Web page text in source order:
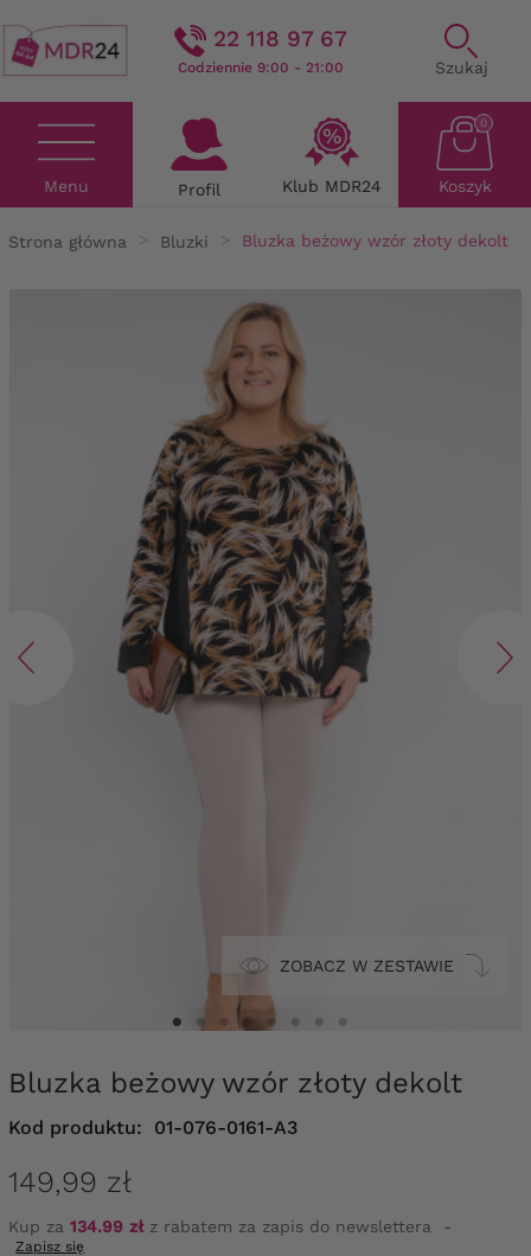
22 118 97 67
Codziennie 9:00 - 21:00 Szukaj
Menu Profil Klub MDR24 Koszyk
0
Strona główna Bluzki Bluzka beżowy wzór złoty dekolt
ZOBACZ W ZESTAWIE
Bluzka beżowy wzór złoty dekolt
Kod produktu: 01-076-0161-A3
149,99 zł
Kup za 134.99 złz rabatem za zapis do newslettera -
Zapisz się